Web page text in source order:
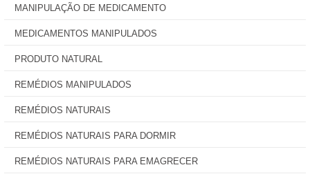
MANIPULAÇÃO DE MEDICAMENTO
MEDICAMENTOS MANIPULADOS
PRODUTO NATURAL
REMÉDIOS MANIPULADOS
REMÉDIOS NATURAIS
REMÉDIOS NATURAIS PARA DORMIR
REMÉDIOS NATURAIS PARA EMAGRECER